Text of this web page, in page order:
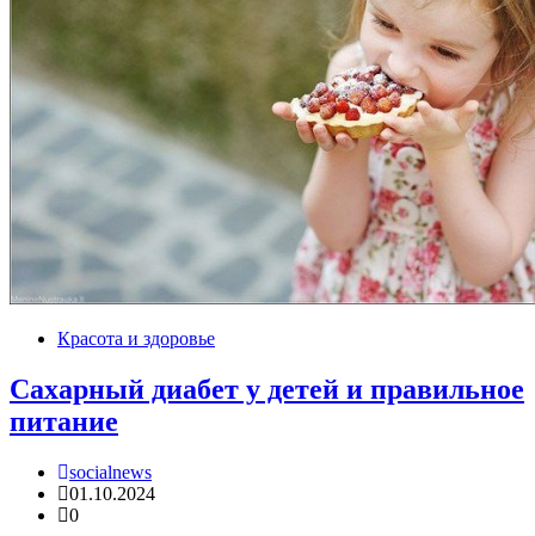
Красота и здоровье
Сахарный диабет у детей и правильное
питание
socialnews
01.10.2024
0